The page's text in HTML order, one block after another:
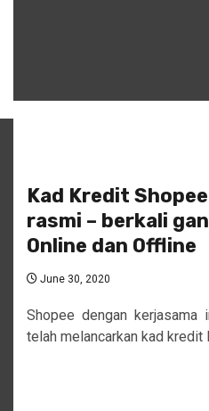
Kad Kredit
rasmi – berkali
Online dan Offline
June 30, 2020
Shopee dengan kerjasama
telah melancarkan kad kredit